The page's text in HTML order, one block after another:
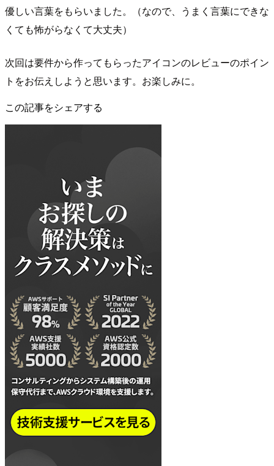
優しい言葉をもらいました。（なので、うまく言葉にできな
くても怖がらなくて大丈夫）
次回は要件から作ってもらったアイコンのレビューのポイン
トをお伝えしようと思います。お楽しみに。
この記事をシェアする